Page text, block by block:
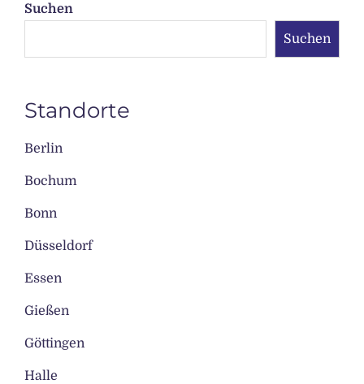
Suchen
Suchen
Standorte
Berlin
Bochum
Bonn
Düsseldorf
Essen
Gießen
Göttingen
Halle